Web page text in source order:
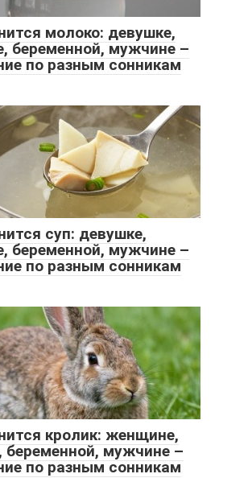
молоко: девушке,
беременной, мужчине –
по разным сонникам
суп: девушке,
беременной, мужчине –
по разным сонникам
кролик: женщине,
беременной, мужчине –
по разным сонникам